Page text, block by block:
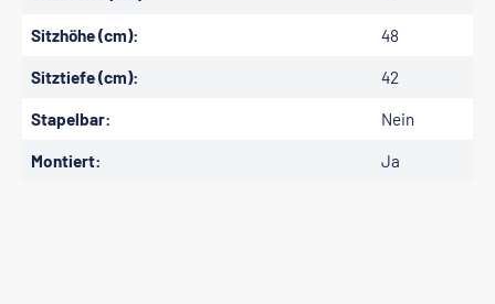
Sitzhöhe (cm): 48
Sitztiefe (cm): 42
Stapelbar: Nein
Montiert: Ja